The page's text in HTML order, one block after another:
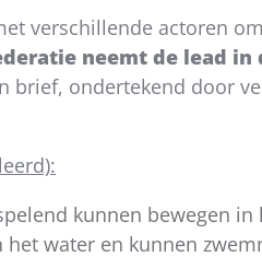
verschillende actoren
neemt de lead
brief, ondertekend door
kunnen bewegen in
water en kunnen